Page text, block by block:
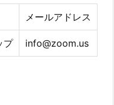
メールアドレス
プ info@zoom.us